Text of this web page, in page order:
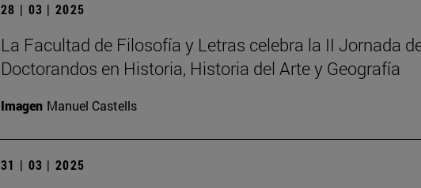
28 | 03 | 2025
La Facultad de Filosofía y Letras celebra la II Jornada
Doctorandos en Historia, Historia del Arte y Geografía
Imagen Manuel Castells
31 | 03 | 2025